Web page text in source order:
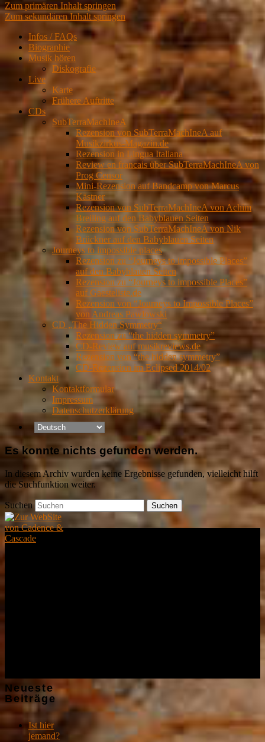
Zum primären Inhalt springen
Zum sekundären Inhalt springen
Infos / FAQs
Biographie
Musik hören
Diskografie
Live
Karte
Frühere Auftritte
CDs
SubTerraMachIneA
Rezension von SubTerraMachIneA auf
Musikzirkus-Magazin.de
Rezension in Lingua Italiana
Review en francais über SubTerraMachIneA von
Prog Censor
Mini-Rezension auf Bandcamp von Marcus
Kästner
Rezension von SubTerraMachIneA von Achim
Breiling auf den Babyblauen Seiten
Rezension von SubTerraMachIneA von Nik
Brückner auf den Babyblauen Seiten
Journeys to impossible places
Rezension zu “Journeys to impossible Places”
auf den Babyblauen Seiten
Rezension zu “Journeys to impossible Places”
auf Gaesteliste.de
Rezension von “Journeys to Impossible Places”
von Andreas Pawlowski
CD „The Hidden Symmetry“
Rezension zu “the hidden symmetry”
CD-Review auf musikreviews.de
Rezension von “the hidden symmetry”
CD-Rezension im Eclipsed 2014/02
Kontakt
Kontaktformular
Impressum
Datenschutzerklärung
Es konnte nichts gefunden werden.
In diesem Archiv wurden keine Ergebnisse gefunden, vielleicht hilft
die Suchfunktion weiter.
Suchen
Neueste
Beiträge
Ist hier
jemand?